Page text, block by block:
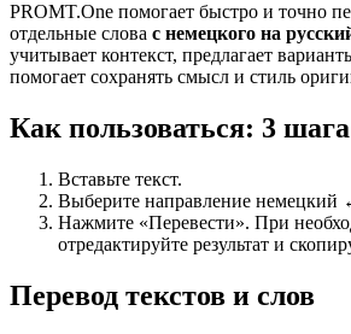
PROMT.One помогает быстро и точно
отдельные слова с немецкого на
учитывает контекст, предлагает
помогает сохранять смысл и стиль
Как пользоваться: 3
Вставьте текст.
Выберите направление немецкий
Нажмите «Перевести». При
отредактируйте результат и
Перевод текстов и слов